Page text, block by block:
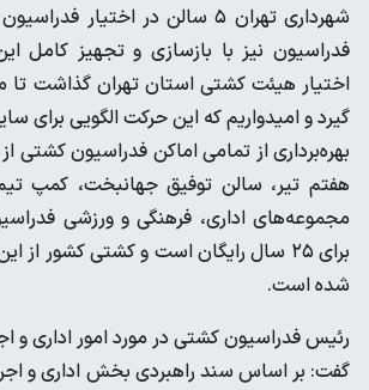
شهرداری تهران ۵ سالن در اختیار
فدراسیون نیز با بازسازی و تجهیز کامل
اختیار هیئت کشتی استان تهران گذاشت تا
گیرد و امیدواریم که این حرکت الگویی برای
بهره‌برداری از تمامی اماکن فدراسیون کشتی
هفتم تیر، سالن توفیق جهانبخت، کمپ
برای ۲۵ سال رایگان است و کشتی کشور
شده است.
رئیس فدراسیون کشتی در مورد امور اداری و
گفت: بر اساس سند راهبردی بخش اداری و